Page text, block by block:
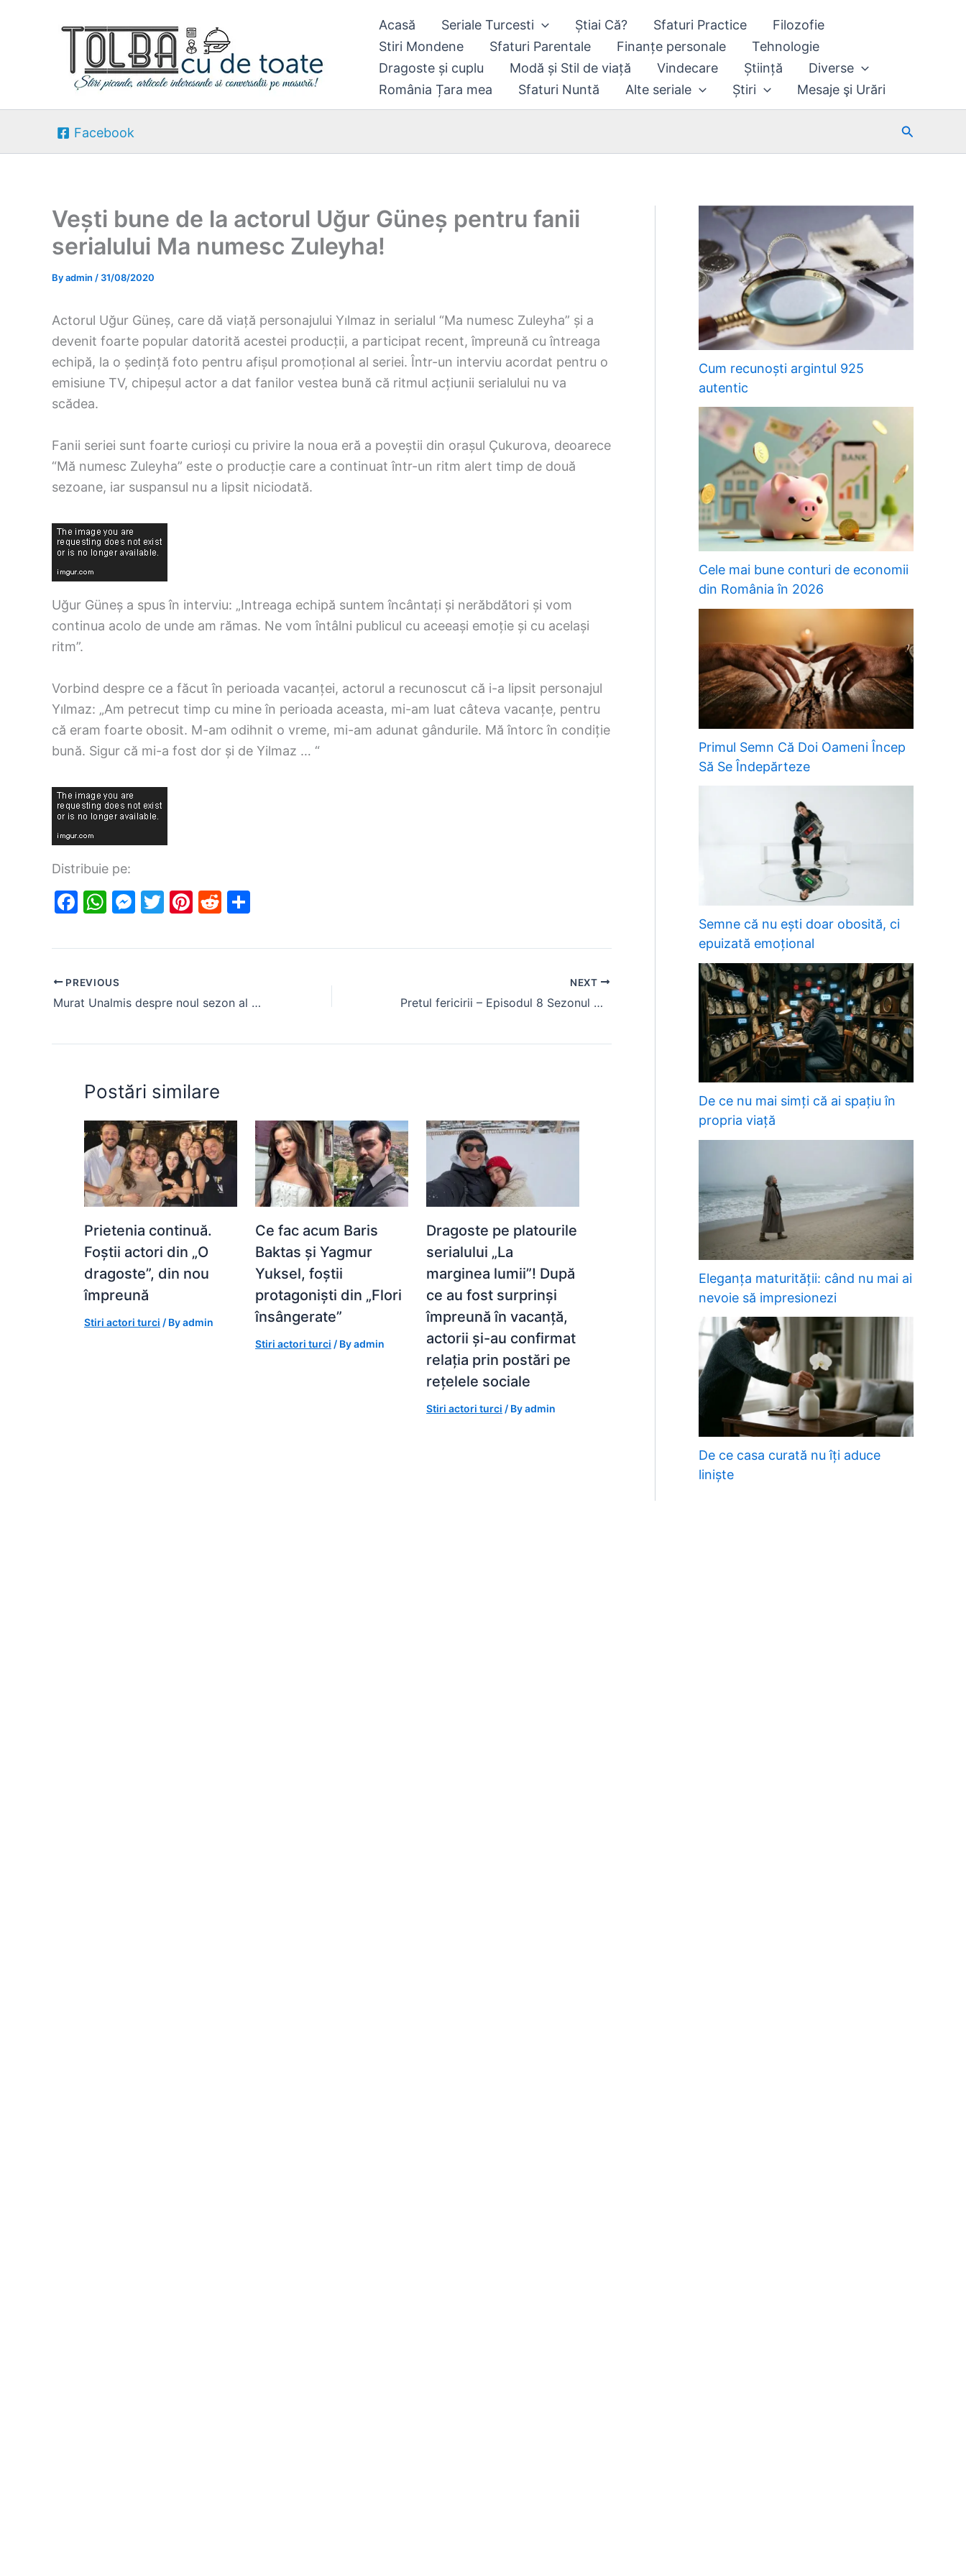
Acasă Seriale Turcesti Știai Că? Sfaturi Practice
Filozofie
Stiri Mondene
Sfaturi Parentale Finanțe personale
Tehnologie
Dragoste și cuplu
Modă și Stil de viață Vindecare Știință
Diverse
România Țara mea
Sfaturi Nuntă Alte seriale Știri Mesaje şi Urări
Facebook Search
Vești bune de la actorul Uğur Güneș pentru fanii
serialului Ma numesc Zuleyha!
Byadmin / 31/08/2020
Actorul Uğur Güneș, care dă viață personajului Yılmaz in serialul “Ma numesc Zuleyha” și a
devenit foarte popular datorită acestei producții, a participat recent, împreună cu întreaga
echipă, la o ședință foto pentru afișul promoțional al seriei. Într-un interviu acordat pentru o
emisiune TV, chipeșul actor a dat fanilor vestea bună că ritmul acțiunii serialului nu va
scădea.
Fanii seriei sunt foarte curioși cu privire la noua eră a poveștii din orașul Çukurova, deoarece
“Mă numesc Zuleyha” este o producție care a continuat într-un ritm alert timp de două
sezoane, iar suspansul nu a lipsit niciodată.
Uğur Güneș a spus în interviu: „Intreaga echipă suntem încântați și nerăbdători și vom
continua acolo de unde am rămas. Ne vom întâlni publicul cu aceeași emoție și cu același
ritm”.
Vorbind despre ce a făcut în perioada vacanței, actorul a recunoscut că i-a lipsit personajul
Yılmaz: „Am petrecut timp cu mine în perioada aceasta, mi-am luat câteva vacanțe, pentru
că eram foarte obosit. M-am odihnit o vreme, mi-am adunat gândurile. Mă întorc în condiție
bună. Sigur că mi-a fost dor și de Yilmaz … “
Distribuie pe:
F
c
b
o
o
W
at
A
p
p
M
s
e
n
g
T
itt
Pi
er
st
R
d
t
ar
PREVIOUS
Murat Unalmis despre noul sezon al serialului Ma numesc Zuleyha
NEXT
Pretul fericirii – Episodul 8 Sezonul 3 (rezumat)
Postări similare
Prietenia continuă.
Foștii actori din „O
dragoste”, din nou
împreună
Stiri actori turci / Byadmin
Ce fac acum Baris
Baktas și Yagmur
Yuksel, foștii
protagoniști din „Flori
însângerate”
Stiri actori turci / Byadmin
Dragoste pe platourile
serialului „La
marginea lumii”! După
ce au fost surprinși
împreună în vacanță,
actorii și-au confirmat
relația prin postări pe
rețelele sociale
Stiri actori turci / Byadmin
Cum recunoști argintul 925
autentic
Cele mai bune conturi de economii
din România în 2026
Primul Semn Că Doi Oameni Încep
Să Se Îndepărteze
Semne că nu ești doar obosită, ci
epuizată emoțional
De ce nu mai simți că ai spațiu în
propria viață
Eleganța maturității: când nu mai ai
nevoie să impresionezi
De ce casa curată nu îți aduce
liniște